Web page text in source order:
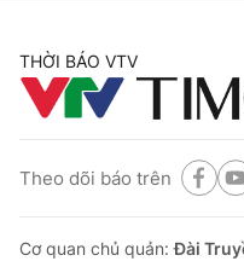
THỜI BÁO VTV
Theo dõi báo trên
Cơ quan chủ quản:Đài